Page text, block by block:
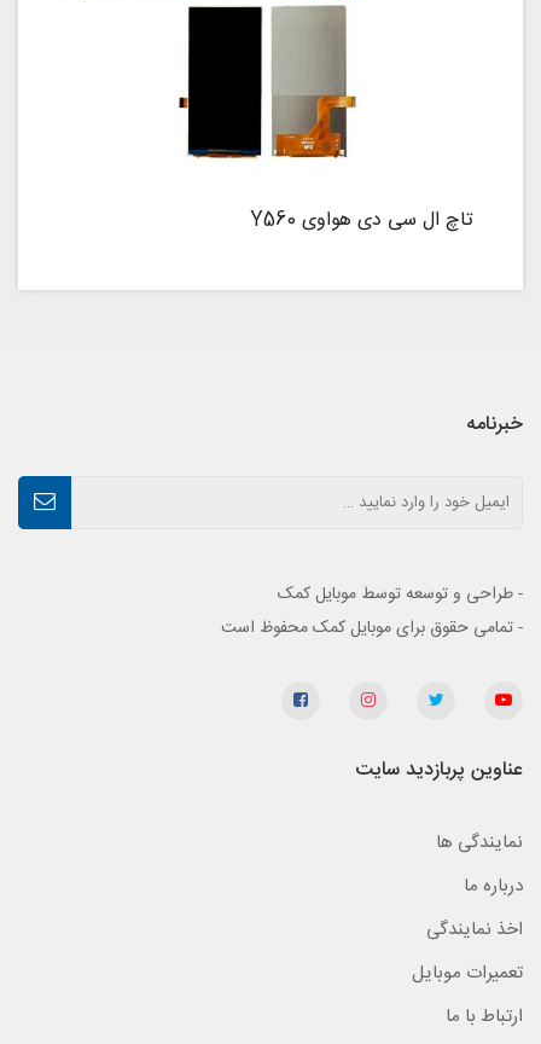
تاچ ال سی دی هواوی Y560
خبرنامه
- طراحی و توسعه توسط موبایل کمک
- تمامی حقوق برای موبایل کمک محفوظ است
عناوین پربازدید سایت
نمایندگی ها
درباره ما
اخذ نمایندگی
تعمیرات موبایل
ارتباط با ما